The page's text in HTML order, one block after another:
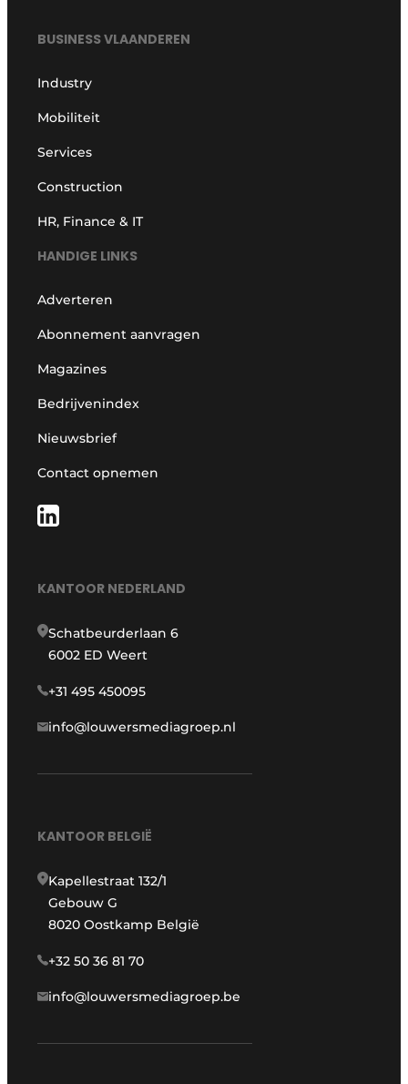
BUSINESS VLAANDEREN
Industry
Mobiliteit
Services
Construction
HR, Finance & IT
HANDIGE LINKS
Adverteren
Abonnement aanvragen
Magazines
Bedrijvenindex
Nieuwsbrief
Contact opnemen
KANTOOR NEDERLAND
Schatbeurderlaan 6
6002 ED Weert
+31 495 450095
info@louwersmediagroep.nl
KANTOOR BELGIË
Kapellestraat 132/1
Gebouw G
8020 Oostkamp België
+32 50 36 81 70
info@louwersmediagroep.be